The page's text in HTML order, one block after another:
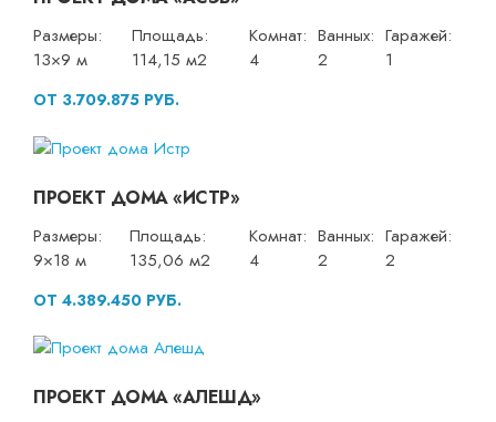
Размеры:
13×9 м
Площадь:
114,15 м2
Комнат:
4
Ванных:
2
Гаражей:
1
ОТ 3.709.875 РУБ.
ПРОЕКТ ДОМА «ИСТР»
Размеры:
9×18 м
Площадь:
135,06 м2
Комнат:
4
Ванных:
2
Гаражей:
2
ОТ 4.389.450 РУБ.
ПРОЕКТ ДОМА «АЛЕШД»